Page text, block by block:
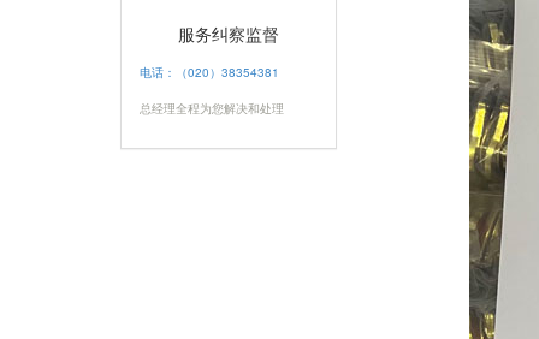
服务纠察监督
电话：（020）38354381
总经理全程为您解决和处理